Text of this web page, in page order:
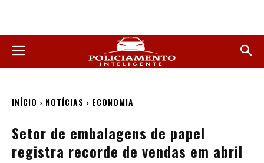
INÍCIO NOTÍCIAS ECONOMIA
Setor de embalagens de papel
registra recorde de vendas em abril